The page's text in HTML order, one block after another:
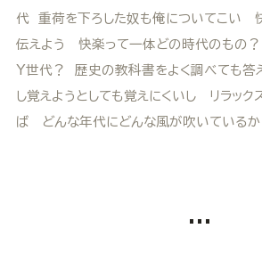
代 重荷を下ろした奴も俺についてこい
伝えよう 快楽って一体どの時代のも
Y世代？ 歴史の教科書をよく調べても答
し覚えようとしても覚えにくいし リラック
ば どんな年代にどんな風が吹いているか
...